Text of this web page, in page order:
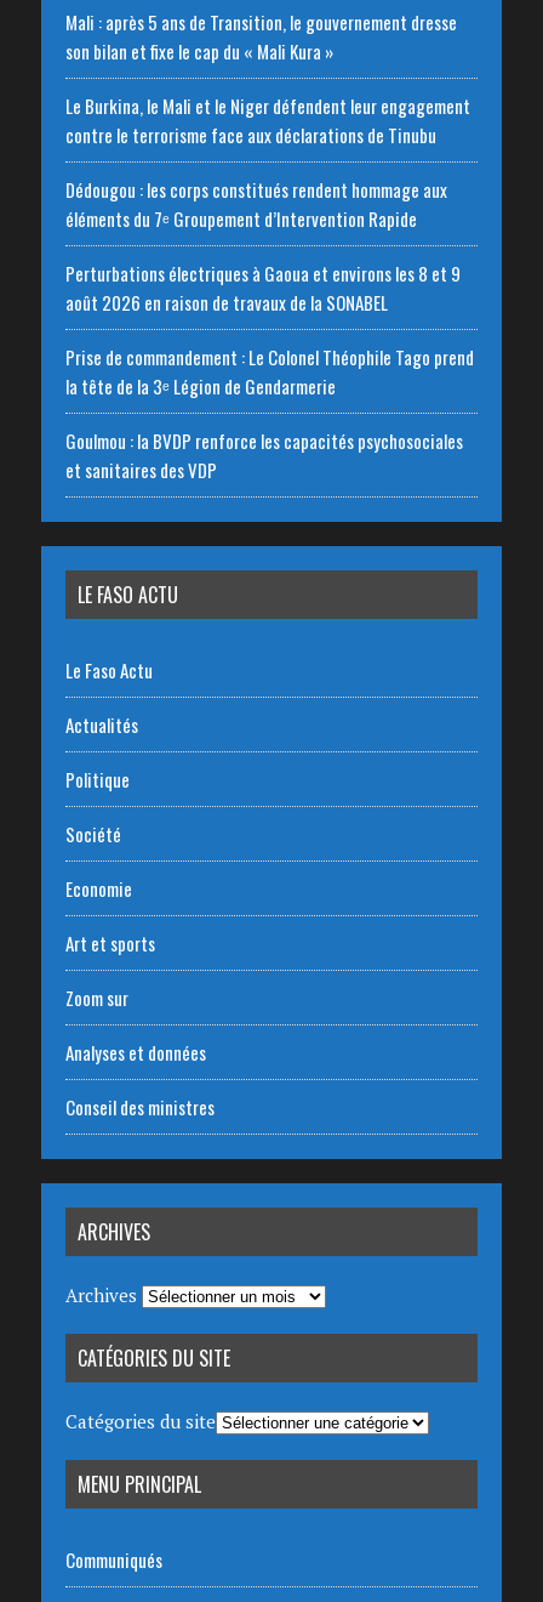
Mali : après 5 ans de Transition, le gouvernement dresse
son bilan et fixe le cap du « Mali Kura »
Le Burkina, le Mali et le Niger défendent leur engagement
contre le terrorisme face aux déclarations de Tinubu
Dédougou : les corps constitués rendent hommage aux
éléments du 7ᵉ Groupement d’Intervention Rapide
Perturbations électriques à Gaoua et environs les 8 et 9
août 2026 en raison de travaux de la SONABEL
Prise de commandement : Le Colonel Théophile Tago prend
la tête de la 3ᵉ Légion de Gendarmerie
Goulmou : la BVDP renforce les capacités psychosociales
et sanitaires des VDP
LE FASO ACTU
Le Faso Actu
Actualités
Politique
Société
Economie
Art et sports
Zoom sur
Analyses et données
Conseil des ministres
ARCHIVES
Archives
CATÉGORIES DU SITE
Catégories du site
MENU PRINCIPAL
Communiqués